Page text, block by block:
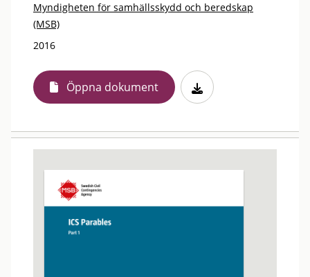
Myndigheten för samhällsskydd och beredskap
(MSB)
2016
Öppna dokument